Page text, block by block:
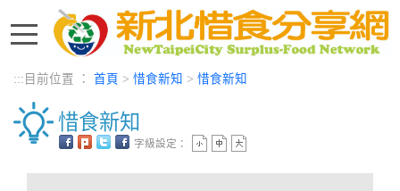
進入內容區塊
::: 目前位置 ： 首頁 > 惜食新知 > 惜食新知
惜食新知
字級設定：